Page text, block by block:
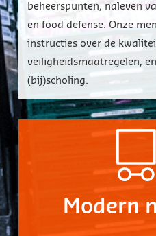
beheerspunten, naleven
en food defense. Onze
instructies over de
veiligheidsmaatregelen,
(bij)scholing.
Modern